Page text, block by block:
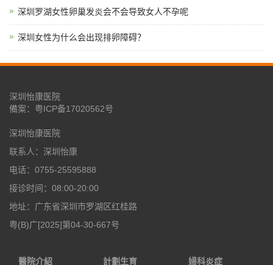
深圳罗湖女性卵巢发炎会不会导致女人不孕呢
深圳女性为什么会出现排卵障碍？
深圳怡康医院
備案： 粤ICP备17020562号
深圳怡康医院
联系人：深圳怡康
电话：0755-25595888
接诊时间：08:00-20:00
地址：广东省深圳市罗湖区红桂路
粤(B)广[2025]第04-30-667号
醫院介紹 計劃生育 婦科炎症